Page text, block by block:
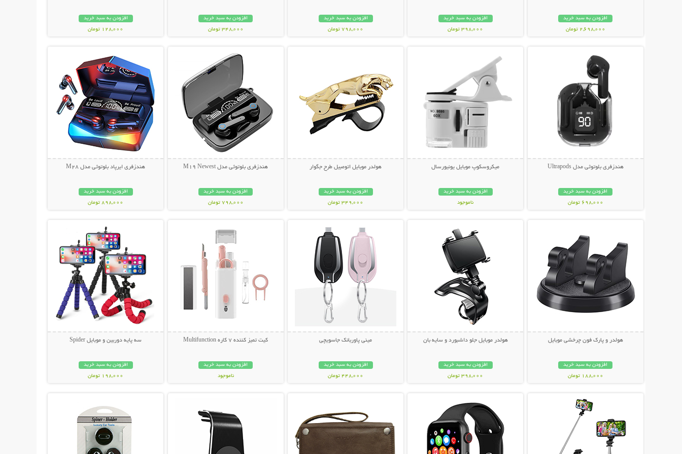
افزودن به سبد خرید
2,698,000 تومان
افزودن به سبد خرید
398,000 تومان
افزودن به سبد خرید
798,000 تومان
افزودن به سبد خرید
348,000 تومان
افزودن به سبد خرید
128,000 تومان
هندزفری بلوتوثی مدل Ultrapods
افزودن به سبد خرید
698,000 تومان
میکروسکوپ موبایل یونیورسال
افزودن به سبد خرید
ناموجود
هولدر موبایل اتومبیل طرح جگوار
افزودن به سبد خرید
349,000 تومان
هندزفری بلوتوثی مدل M19 Newest
افزودن به سبد خرید
798,000 تومان
هندزفری ایرپاد بلوتوثی مدل M28
افزودن به سبد خرید
898,000 تومان
هولدر و پارک فون چرخشی موبایل
افزودن به سبد خرید
188,000 تومان
هولدر موبایل جلو داشبورد و سایه بان
افزودن به سبد خرید
398,000 تومان
مینی پاوربانک جاسویچی
افزودن به سبد خرید
448,000 تومان
کیت تمیز کننده 7 کاره Multifunction
افزودن به سبد خرید
ناموجود
سه پایه دوربین و موبایل Spider
افزودن به سبد خرید
198,000 تومان